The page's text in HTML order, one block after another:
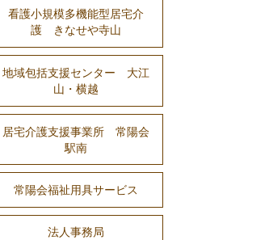
看護小規模多機能型居宅介
護 きなせや寺山
地域包括支援センター 大江
山・横越
居宅介護支援事業所 常陽会
駅南
常陽会福祉用具サービス
法人事務局